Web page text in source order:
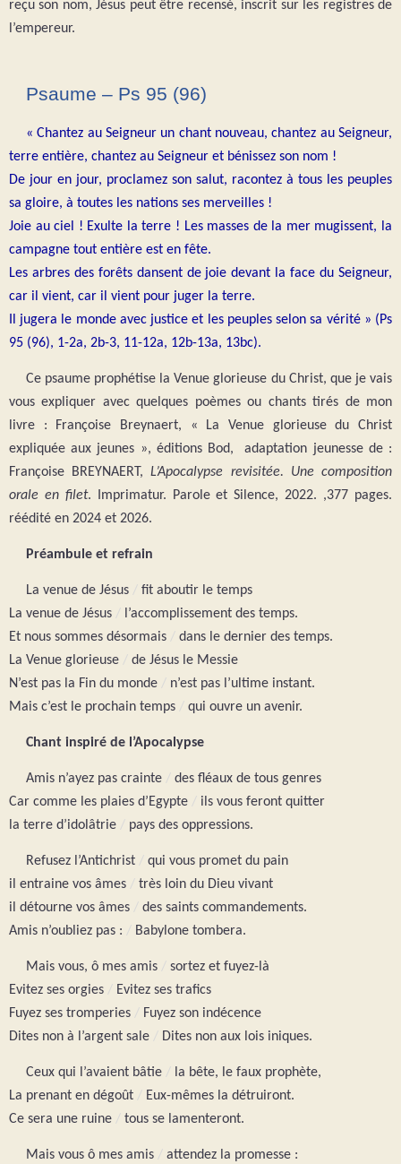
reçu son nom, Jésus peut être recensé, inscrit sur les registres de
l’empereur.
Psaume – Ps 95 (96)
« Chantez au Seigneur un chant nouveau, chantez au Seigneur,
terre entière, chantez au Seigneur et bénissez son nom !
De jour en jour, proclamez son salut, racontez à tous les peuples
sa gloire, à toutes les nations ses merveilles !
Joie au ciel ! Exulte la terre ! Les masses de la mer mugissent, la
campagne tout entière est en fête.
Les arbres des forêts dansent de joie devant la face du Seigneur,
car il vient, car il vient pour juger la terre.
Il jugera le monde avec justice et les peuples selon sa vérité » (Ps
95 (96), 1-2a, 2b-3, 11-12a, 12b-13a, 13bc).
Ce psaume prophétise la Venue glorieuse du Christ, que je vais
vous expliquer avec quelques poèmes ou chants tirés de mon
livre : Françoise Breynaert, « La Venue glorieuse du Christ
expliquée aux jeunes », éditions Bod, adaptation jeunesse de :
Françoise BREYNAERT,L’Apocalypse revisitée. Une composition
orale en filet. Imprimatur. Parole et Silence, 2022. ,377 pages.
réédité en 2024 et 2026.
Préambule et refrain
La venue de Jésus/ fit aboutir le temps
La venue de Jésus
l’accomplissement des temps.
Et nous sommes désormais
dans le dernier des temps.
La Venue glorieuse
de Jésus le Messie
N’est pas la Fin du monde
n’est pas l’ultime instant.
Mais c’est le prochain temps
qui ouvre un avenir.
Chant inspiré de l’Apocalypse
Amis n’ayez pas crainte/ des fléaux de tous genres
Car comme les plaies d’Egypte
ils vous feront quitter
la terre d’idolâtrie
pays des oppressions.
Refusez l’Antichrist/ qui vous promet du pain
il entraine vos âmes
très loin du Dieu vivant
il détourne vos âmes
des saints commandements.
Amis n’oubliez pas :
Babylone tombera.
Mais vous, ô mes amis/ sortez et fuyez-là
Evitez ses orgies
Evitez ses trafics
Fuyez ses tromperies
Fuyez son indécence
Dites non à l’argent sale
Dites non aux lois iniques.
Ceux qui l’avaient bâtie/
la bête, le faux prophète,
La prenant en dégoût
Eux-mêmes la détruiront.
Ce sera une ruine
tous se lamenteront.
Mais vous ô mes amis/ attendez la promesse :